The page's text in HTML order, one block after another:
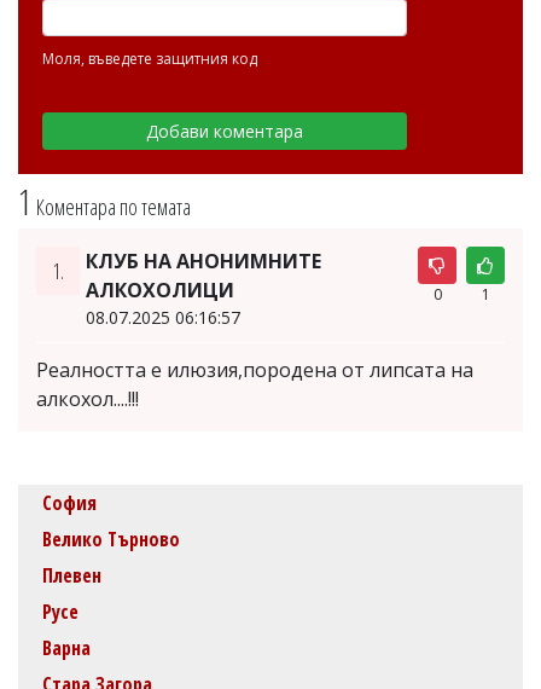
1 Коментара по темата
1.
КЛУБ НА АНОНИМНИТЕ
АЛКОХОЛИЦИ
08.07.2025 06:16:57
0 1
Реалността е илюзия,породена от липсата на
алкохол....!!!
Моля, въведете защитния код
София
Велико Търново
Плевен
Русе
Варна
Стара Загора